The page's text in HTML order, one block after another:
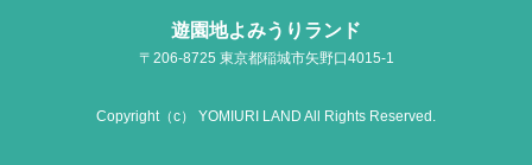
遊園地よみうりランド
〒206-8725 東京都稲城市矢野口4015-1
Copyright（c） YOMIURI LAND All Rights Reserved.